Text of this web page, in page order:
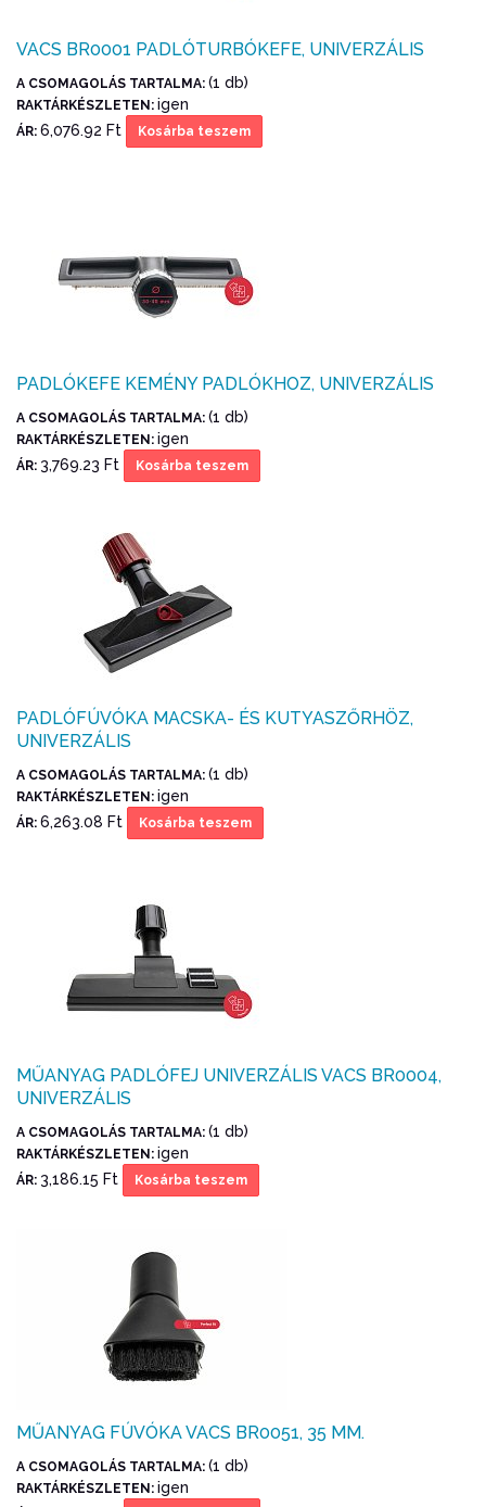
VACS BR0001 PADLÓTURBÓKEFE, UNIVERZÁLIS
A CSOMAGOLÁS TARTALMA: (1 db)
RAKTÁRKÉSZLETEN: igen
ÁR: 6,076.92 Ft Kosárba teszem
PADLÓKEFE KEMÉNY PADLÓKHOZ, UNIVERZÁLIS
A CSOMAGOLÁS TARTALMA: (1 db)
RAKTÁRKÉSZLETEN: igen
ÁR: 3,769.23 Ft Kosárba teszem
PADLÓFÚVÓKA MACSKA- ÉS KUTYASZŐRHÖZ,
UNIVERZÁLIS
A CSOMAGOLÁS TARTALMA: (1 db)
RAKTÁRKÉSZLETEN: igen
ÁR: 6,263.08 Ft Kosárba teszem
MŰANYAG PADLÓFEJ UNIVERZÁLIS VACS BR0004,
UNIVERZÁLIS
A CSOMAGOLÁS TARTALMA: (1 db)
RAKTÁRKÉSZLETEN: igen
ÁR: 3,186.15 Ft Kosárba teszem
MŰANYAG FÚVÓKA VACS BR0051, 35 MM.
A CSOMAGOLÁS TARTALMA: (1 db)
RAKTÁRKÉSZLETEN: igen